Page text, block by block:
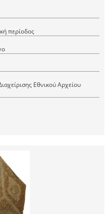
περίοδος
Εθνικού Αρχείου